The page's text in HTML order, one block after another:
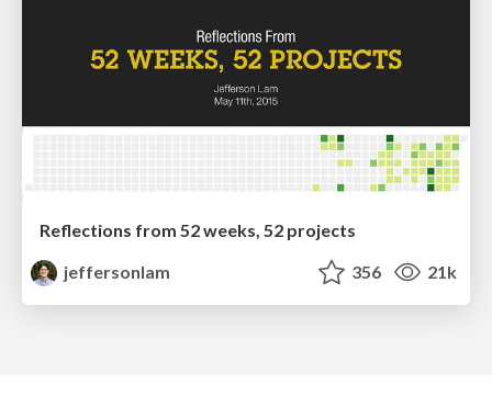
Reflections from 52 weeks, 52 projects
jeffersonlam
356 21k